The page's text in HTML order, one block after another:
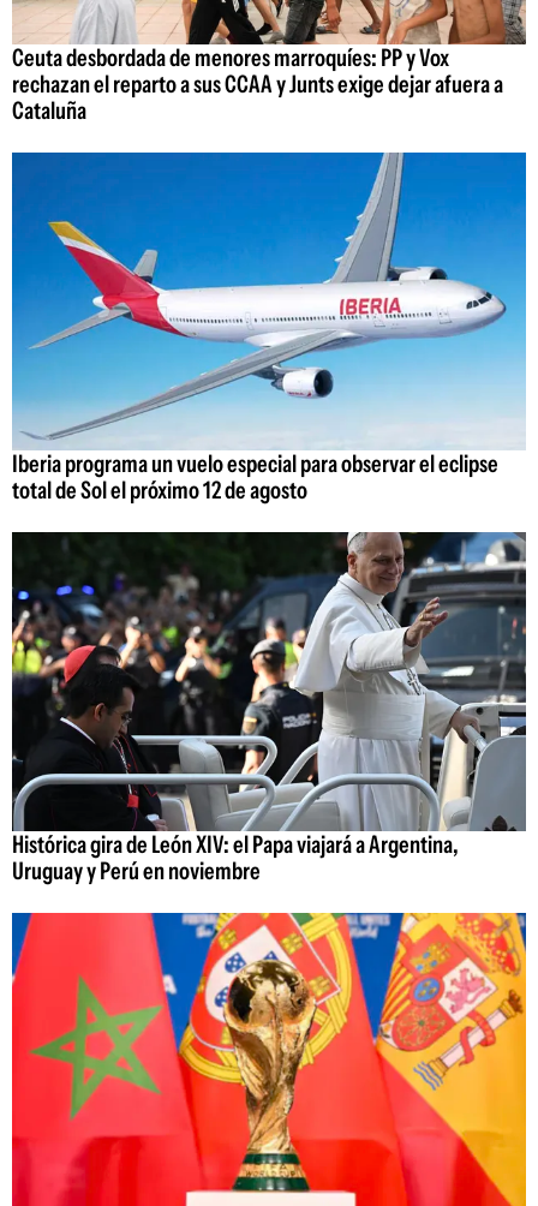
Ceuta desbordada de menores marroquíes: PP y Vox
rechazan el reparto a sus CCAA y Junts exige dejar afuera a
Cataluña
Iberia programa un vuelo especial para observar el eclipse
total de Sol el próximo 12 de agosto
Histórica gira de León XIV: el Papa viajará a Argentina,
Uruguay y Perú en noviembre